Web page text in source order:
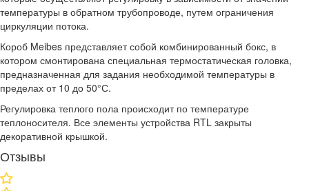
температуры в обратном трубопроводе, путем ограничения
циркуляции потока.
Короб Meibes представляет собой комбинированный бокс, в
котором смонтирована специальная термостатическая головка,
предназначенная для задания необходимой температуры в
пределах от 10 до 50°С.
Регулировка теплого пола происходит по температуре
теплоносителя. Все элементы устройства RTL закрыты
декоративной крышкой.
Отзывы